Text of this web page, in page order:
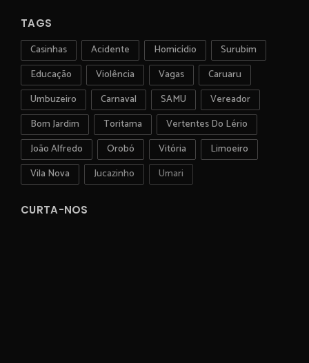
TAGS
Casinhas Acidente Homicídio
Surubim
Educação
Violência Vagas
Caruaru
Umbuzeiro
Carnaval SAMU
Vereador
Bom Jardim
Toritama
Vertentes Do Lério
João Alfredo
Orobó Vitória
Limoeiro
Vila Nova
Jucazinho Umari
CURTA-NOS